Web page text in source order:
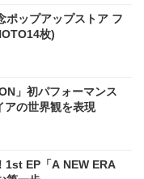
ップアップストア フ
枚)
」初パフォーマンス
アの世界観を表現
1st EP「A NEW ERA